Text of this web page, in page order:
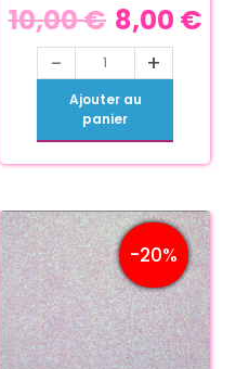
10,00€ 8,00 €
- +
Ajouter au
panier
-20%